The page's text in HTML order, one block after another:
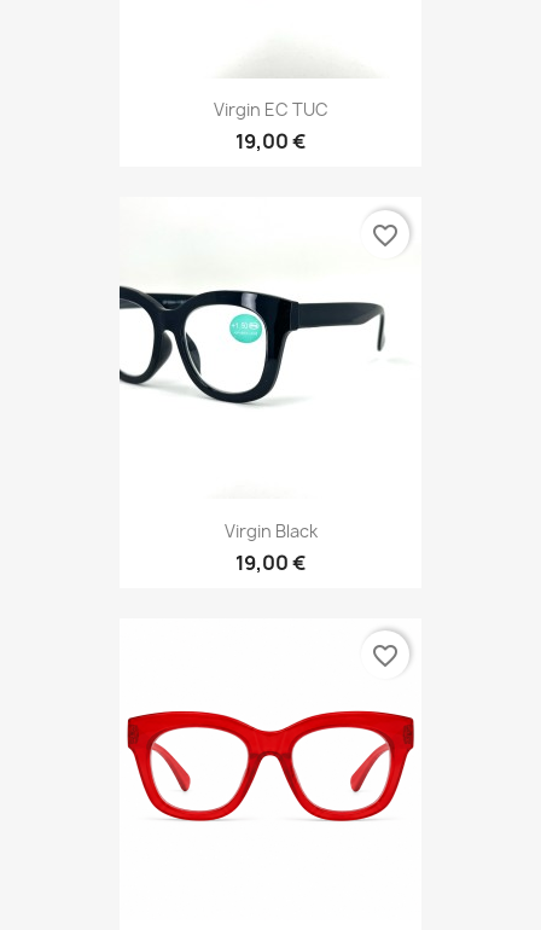
Virgin EC TUC
19,00 €
Virgin Black
19,00 €
favorite_border
favorite_border